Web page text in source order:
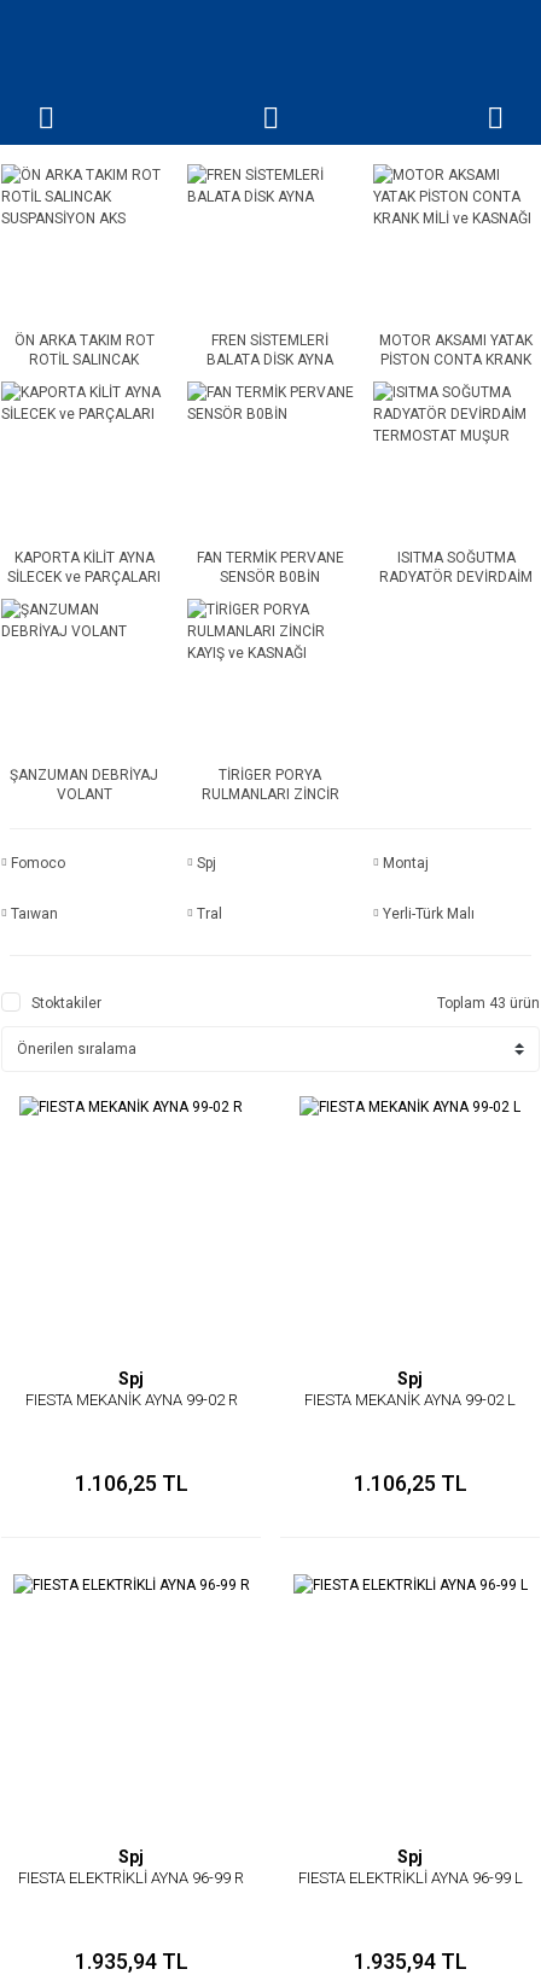
ÖN ARKA TAKIM ROT
ROTİL SALINCAK
FREN SİSTEMLERİ
BALATA DİSK AYNA
MOTOR AKSAMI YATAK
PİSTON CONTA KRANK
KAPORTA KİLİT AYNA
SİLECEK ve PARÇALARI
FAN TERMİK PERVANE
SENSÖR B0BİN
ISITMA SOĞUTMA
RADYATÖR DEVİRDAİM
ŞANZUMAN DEBRİYAJ
VOLANT
TİRİGER PORYA
RULMANLARI ZİNCİR
Fomoco Spj Montaj
Taıwan Tral Yerli-Türk Malı
Stoktakiler Toplam 43 ürün
Spj
FIESTA MEKANİK AYNA 99-02 R
1.106,25 TL
Spj
FIESTA MEKANİK AYNA 99-02 L
1.106,25 TL
Spj
FIESTA ELEKTRİKLİ AYNA 96-99 R
1.935,94 TL
Spj
FIESTA ELEKTRİKLİ AYNA 96-99 L
1.935,94 TL